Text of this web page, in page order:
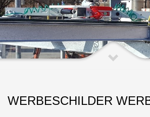
WERBESCHILDER